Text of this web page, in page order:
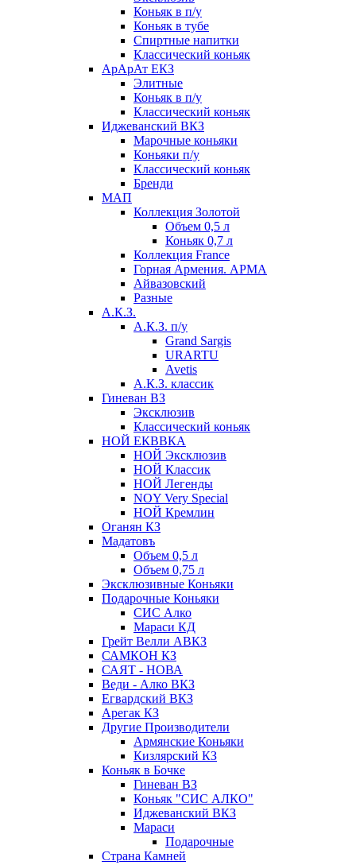
Коньяк в п/у
Коньяк в тубе
Спиртные напитки
Классический коньяк
АрАрАт ЕКЗ
Элитные
Коньяк в п/у
Классический коньяк
Иджеванский ВКЗ
Марочные коньяки
Коньяки п/у
Классический коньяк
Бренди
МАП
Коллекция Золотой
Объем 0,5 л
Коньяк 0,7 л
Коллекция France
Горная Армения. АРМА
Айвазовский
Разные
А.К.З.
А.К.З. п/у
Grand Sargis
URARTU
Avetis
А.К.З. классик
Гиневан ВЗ
Эксклюзив
Классический коньяк
НОЙ ЕКВВКА
НОЙ Эксклюзив
НОЙ Классик
НОЙ Легенды
NOY Very Speсial
НОЙ Кремлин
Оганян КЗ
Мадатовъ
Объем 0,5 л
Объем 0,75 л
Эксклюзивные Коньяки
Подарочные Коньяки
СИС Алко
Мараси КД
Грейт Велли АВКЗ
САМКОН КЗ
САЯТ - НОВА
Веди - Алко ВКЗ
Егвардский ВКЗ
Арегак КЗ
Другие Производители
Армянские Коньяки
Кизлярский КЗ
Коньяк в Бочке
Гиневан ВЗ
Коньяк "СИС АЛКО"
Иджеванский ВКЗ
Мараси
Подарочные
Страна Камней